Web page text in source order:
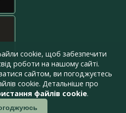
cookie, щоб забезпечити
роботи на нашому сайті.
сайтом, ви погоджуєтесь
cookie. Детальніше про
файлів cookie.